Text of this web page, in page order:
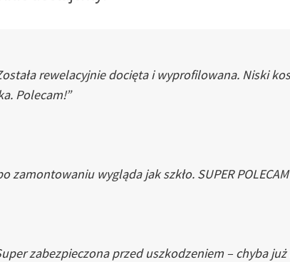
rewelacyjnie docięta i wyprofilowana. Niski
Polecam!”
wygląda jak szkło. SUPER
zabezpieczona przed uszkodzeniem – chyba